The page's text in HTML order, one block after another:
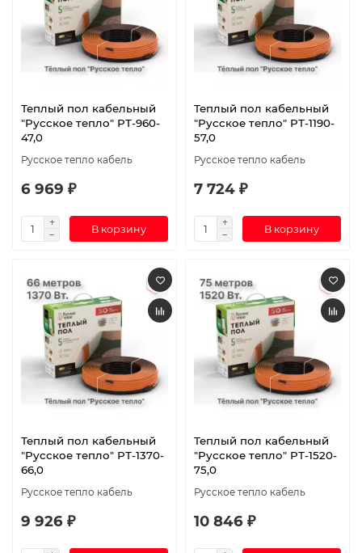
Теплый пол кабельный
"Русское тепло" РТ-960-
47,0
Русское тепло кабель
6 969 ₽
В корзину
Теплый пол кабельный
"Русское тепло" РТ-1190-
57,0
Русское тепло кабель
7 724 ₽
В корзину
Теплый пол кабельный
"Русское тепло" РТ-1370-
66,0
Русское тепло кабель
9 926 ₽
Теплый пол кабельный
"Русское тепло" РТ-1520-
75,0
Русское тепло кабель
10 846 ₽